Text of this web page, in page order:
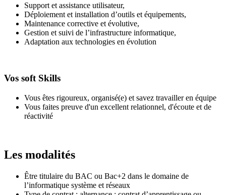
Support et assistance utilisateur,
Déploiement et installation d’outils et équipements,
Maintenance corrective et évolutive,
Gestion et suivi de l’infrastructure informatique,
Adaptation aux technologies en évolution
Vos soft Skills
Vous êtes rigoureux, organisé(e) et savez travailler en équipe
Vous faites preuve d'un excellent relationnel, d'écoute et de
réactivité
Les modalités
Être titulaire du BAC ou Bac+2 dans le domaine de
l’informatique système et réseaux